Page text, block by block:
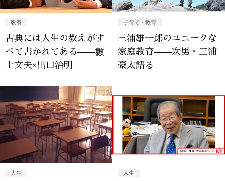
教養
古典には人生の教えがす
べて書かれてある——數
土文夫×出口治明
子育て・教育
三浦雄一郎のユニークな
家庭教育——次男・三浦
豪太語る
人生 人生